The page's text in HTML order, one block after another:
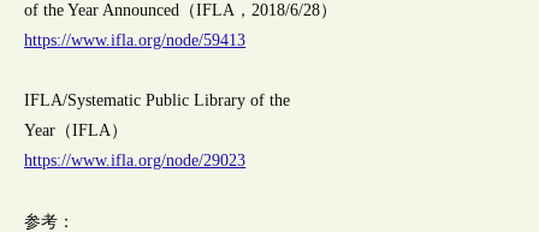
of the Year Announced（IFLA，2018/6/28）
https://www.ifla.org/node/59413
IFLA/Systematic Public Library of the
Year（IFLA）
https://www.ifla.org/node/29023
参考：